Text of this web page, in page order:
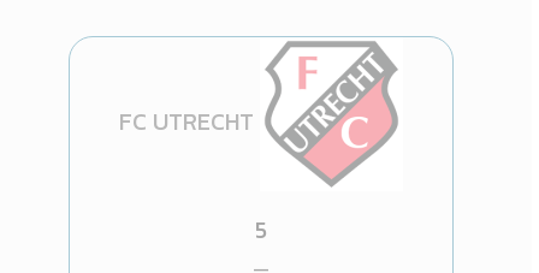
FC UTRECHT
5